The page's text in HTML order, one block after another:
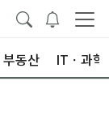
부동산 ITㆍ과학